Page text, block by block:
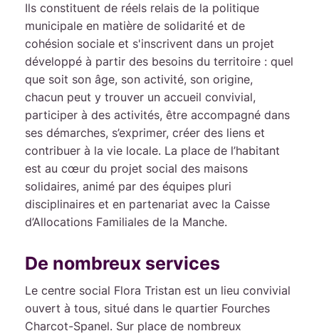
Ils constituent de réels relais de la politique
municipale en matière de solidarité et de
cohésion sociale et s'inscrivent dans un projet
développé à partir des besoins du territoire : quel
que soit son âge, son activité, son origine,
chacun peut y trouver un accueil convivial,
participer à des activités, être accompagné dans
ses démarches, s’exprimer, créer des liens et
contribuer à la vie locale. La place de l’habitant
est au cœur du projet social des maisons
solidaires, animé par des équipes pluri
disciplinaires et en partenariat avec la Caisse
d’Allocations Familiales de la Manche.
De nombreux services
Le centre social Flora Tristan est un lieu convivial
ouvert à tous, situé dans le quartier Fourches
Charcot-Spanel. Sur place de nombreux